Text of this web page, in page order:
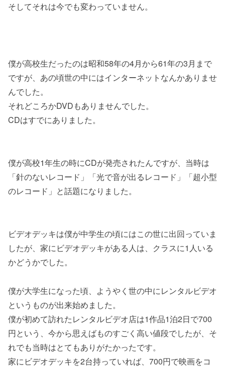
そしてそれは今でも変わっていません。
僕が高校生だったのは昭和58年の4月から61年の3月まで
ですが、あの頃世の中にはインターネットなんかありませ
んでした。
それどころかDVDもありませんでした。
CDはすでにありました。
僕が高校1年生の時にCDが発売されたんですが、当時は
「針のないレコード」「光で音が出るレコード」「超小型
のレコード」と話題になりました。
ビデオデッキは僕が中学生の頃にはこの世に出回っていま
したが、家にビデオデッキがある人は、クラスに1人いる
かどうかでした。
僕が大学生になった頃、ようやく世の中にレンタルビデオ
というものが出来始めました。
僕が初めて訪れたレンタルビデオ店は1作品1泊2日で700
円という、今から思えばものすごく高い値段でしたが、そ
れでも当時はとてもありがたかったです。
家にビデオデッキを2台持っていれば、700円で映画をコ